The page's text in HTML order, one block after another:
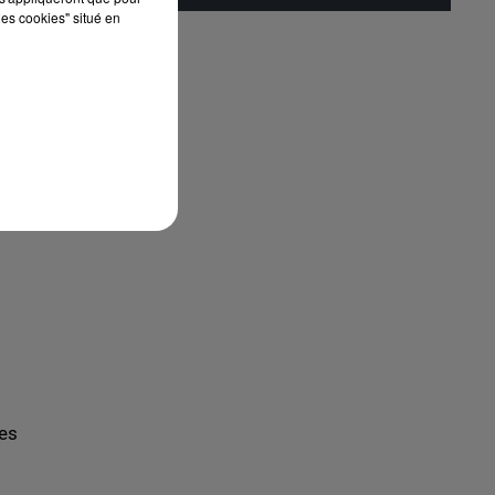
cookies" situé en